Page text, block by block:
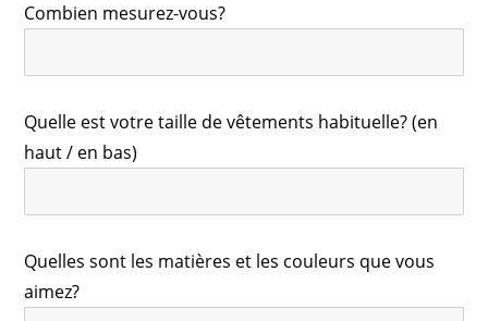
Combien mesurez-vous?
Quelle est votre taille de vêtements habituelle? (en
haut / en bas)
Quelles sont les matières et les couleurs que vous
aimez?